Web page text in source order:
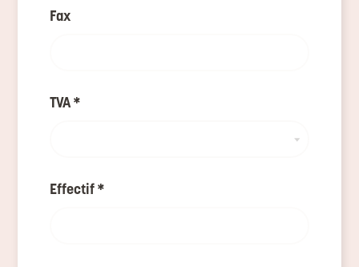
Fax
TVA *
Effectif *